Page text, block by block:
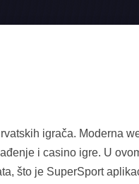
igrača. Moderna
i casino igre. U
što je SuperSport